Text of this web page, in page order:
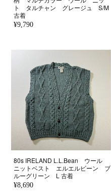
ト タルチャン グレージュ S/M
古着
¥9,790
80s IRELAND L.L.Bean ウール
ニットベスト エルエルビーン ブ
ルーグリーン L 古着
¥8,690